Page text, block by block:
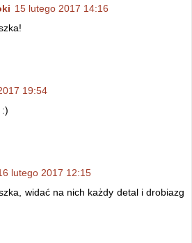
15 lutego 2017 14:16
19:54
:)
lutego 2017 12:15
widać na nich każdy detal i drobiazg